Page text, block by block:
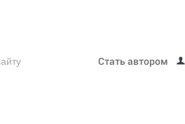
Стать автором